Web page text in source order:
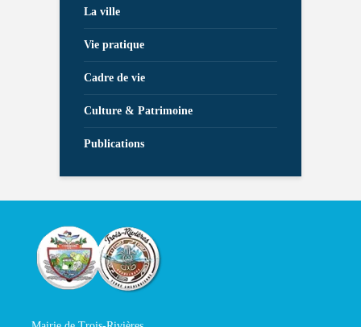
La ville
Vie pratique
Cadre de vie
Culture & Patrimoine
Publications